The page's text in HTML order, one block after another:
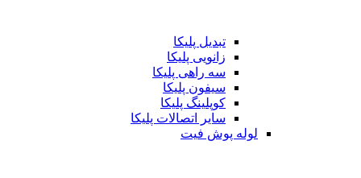
تبدیل پلیکا
زانویی پلیکا
سه راهی پلیکا
سیفون پلیکا
کوپلینگ پلیکا
سایر اتصالات پلیکا
لوله پوش فیت